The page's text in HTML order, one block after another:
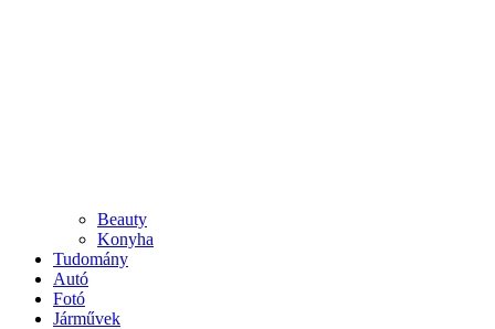
Beauty
Konyha
Tudomány
Autó
Fotó
Járművek